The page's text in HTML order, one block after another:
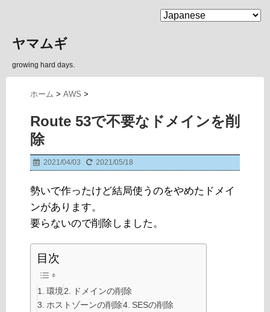
MENU
ヤマムギ
growing hard days.
ホーム > AWS >
Route 53で不要なドメインを削
除
2021/04/03 2021/05/18
勢いで作ったけど結局使うのをやめたドメイ
ンがあります。
要らないので削除しました。
目次
環境
ドメインの削除
ホストゾーンの削除
SESの削除